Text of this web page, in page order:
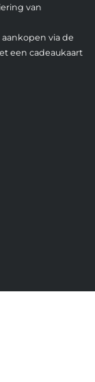
van
via de
een cadeaukaart